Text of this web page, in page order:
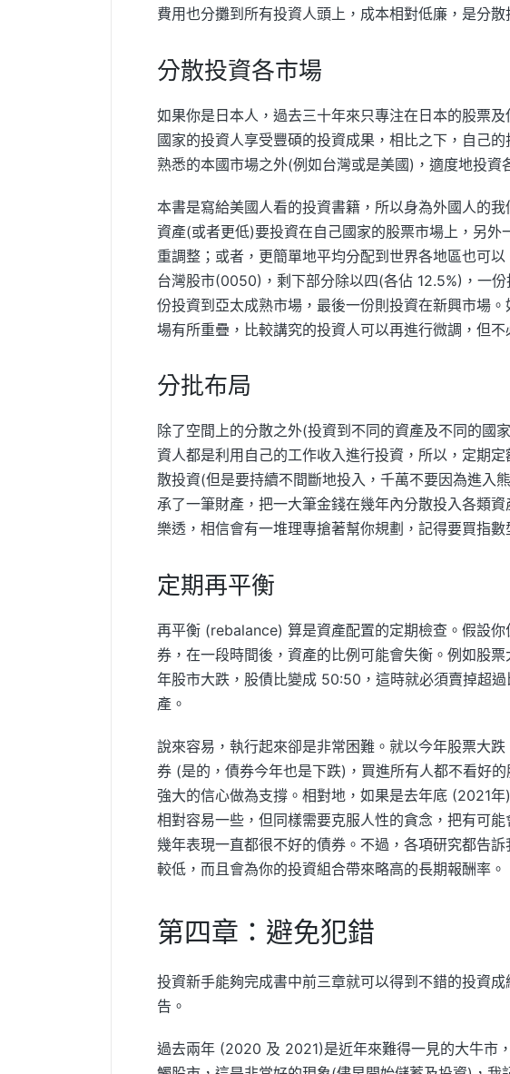
費用也分攤到所有投資人頭上，成本相對低廉，是分散
分散投資各市場
如果你是日本人，過去三十年來只專注在日本的股票
國家的投資人享受豐碩的投資成果，相比之下，自己
熟悉的本國市場之外(例如台灣或是美國)，適度地投資
本書是寫給美國人看的投資書籍，所以身為外國人的
資產(或者更低)要投資在自己國家的股票市場上，另
重調整；或者，更簡單地平均分配到世界各地區也可
台灣股市(0050)，剩下部分除以四(各佔 12.5%)，一
份投資到亞太成熟市場，最後一份則投資在新興市場
場有所重疊，比較講究的投資人可以再進行微調，但
分批布局
除了空間上的分散之外(投資到不同的資產及不同的國
資人都是利用自己的工作收入進行投資，所以，定期
散投資(但是要持續不間斷地投入，千萬不要因為進入
承了一筆財產，把一大筆金錢在幾年內分散投入各類
樂透，相信會有一堆理專搶著幫你規劃，記得要買指數
定期再平衡
再平衡 (rebalance) 算是資產配置的定期檢查。假設
券，在一段時間後，資產的比例可能會失衡。例如股
年股市大跌，股債比變成 50:50，這時就必須賣掉超
產。
說來容易，執行起來卻是非常困難。就以今年股票大
券 (是的，債券今年也是下跌)，買進所有人都不看好
強大的信心做為支撐。相對地，如果是去年底 (2021
相對容易一些，但同樣需要克服人性的貪念，把有可
幾年表現一直都很不好的債券。不過，各項研究都告
較低，而且會為你的投資組合帶來略高的長期報酬率。
第四章：避免犯錯
投資新手能夠完成書中前三章就可以得到不錯的投資
告。
過去兩年 (2020 及 2021)是近年來難得一見的大牛市